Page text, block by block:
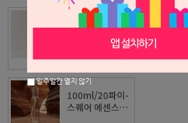
0088) 고급 에센
스 갈색 롱용기
(흰색캡) [30g]
1,030원
100ml/20파이-
스퀘어 에센스용
일주일간 열지 않기